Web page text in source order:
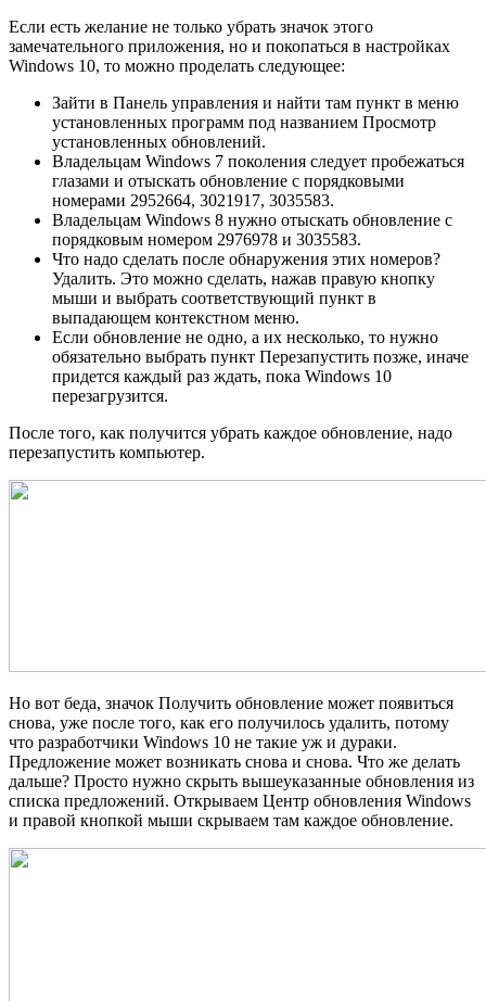
Если есть желание не только убрать значок этого
замечательного приложения, но и покопаться в настройках
Windows 10, то можно проделать следующее:
Зайти в Панель управления и найти там пункт в меню
установленных программ под названием Просмотр
установленных обновлений.
Владельцам Windows 7 поколения следует пробежаться
глазами и отыскать обновление с порядковыми
номерами 2952664, 3021917, 3035583.
Владельцам Windows 8 нужно отыскать обновление с
порядковым номером 2976978 и 3035583.
Что надо сделать после обнаружения этих номеров?
Удалить. Это можно сделать, нажав правую кнопку
мыши и выбрать соответствующий пункт в
выпадающем контекстном меню.
Если обновление не одно, а их несколько, то нужно
обязательно выбрать пункт Перезапустить позже, иначе
придется каждый раз ждать, пока Windows 10
перезагрузится.
После того, как получится убрать каждое обновление, надо
перезапустить компьютер.
Но вот беда, значок Получить обновление может появиться
снова, уже после того, как его получилось удалить, потому
что разработчики Windows 10 не такие уж и дураки.
Предложение может возникать снова и снова. Что же делать
дальше? Просто нужно скрыть вышеуказанные обновления из
списка предложений. Открываем Центр обновления Windows
и правой кнопкой мыши скрываем там каждое обновление.